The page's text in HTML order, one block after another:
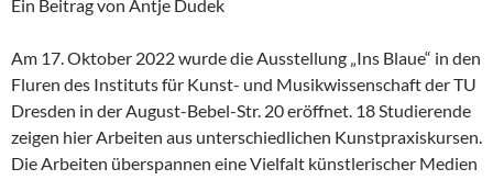
Ein Beitrag von Antje Dudek
Am 17. Oktober 2022 wurde die Ausstellung „Ins Blaue“ in den
Fluren des Instituts für Kunst- und Musikwissenschaft der TU
Dresden in der August-Bebel-Str. 20 eröffnet. 18 Studierende
zeigen hier Arbeiten aus unterschiedlichen Kunstpraxiskursen.
Die Arbeiten überspannen eine Vielfalt künstlerischer Medien